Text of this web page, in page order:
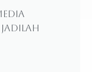
jadilah